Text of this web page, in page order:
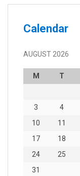
Calendar
AUGUST 2026
M T
3
4
10
11
17
18
24
25
31